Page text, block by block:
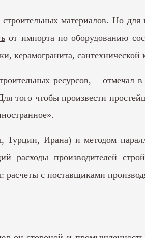
материалов. Но для
от импорта по оборудованию
керамогранита, сантехнической
ресурсов, – отмечал
того чтобы произвести
Ирана) и методом
расходы производителей
расчеты с поставщиками